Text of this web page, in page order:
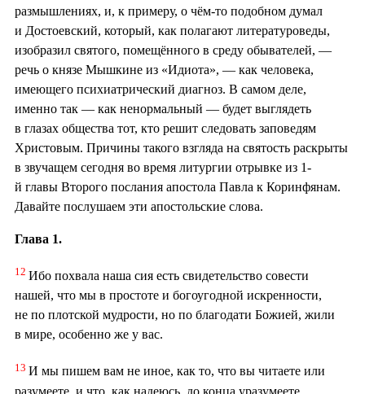
размышлениях, и, к примеру, о чём-то подобном думал
и Достоевский, который, как полагают литературоведы,
изобразил святого, помещённого в среду обывателей, —
речь о князе Мышкине из «Идиота», — как человека,
имеющего психиатрический диагноз. В самом деле,
именно так — как ненормальный — будет выглядеть
в глазах общества тот, кто решит следовать заповедям
Христовым. Причины такого взгляда на святость раскрыты
в звучащем сегодня во время литургии отрывке из 1-
й главы Второго послания апостола Павла к Коринфянам.
Давайте послушаем эти апостольские слова.
Глава 1.
12 Ибо похвала наша сия есть свидетельство совести
нашей, что мы в простоте и богоугодной искренности,
не по плотской мудрости, но по благодати Божией, жили
в мире, особенно же у вас.
13 И мы пишем вам не иное, как то, что вы читаете или
разумеете, и что, как надеюсь, до конца уразумеете,